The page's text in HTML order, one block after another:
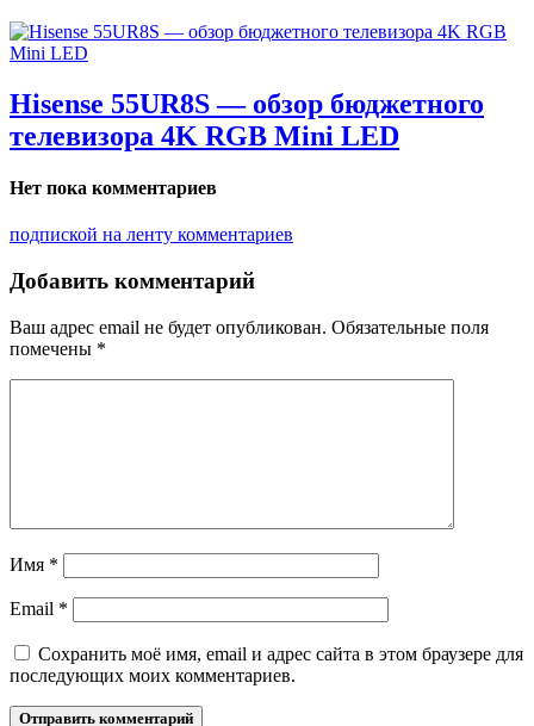
Hisense 55UR8S — обзор бюджетного
телевизора 4K RGB Mini LED
Нет пока комментариев
подпиской на ленту комментариев
Добавить комментарий
Ваш адрес email не будет опубликован. Обязательные поля
помечены *
Имя *
Email *
Сохранить моё имя, email и адрес сайта в этом браузере для
последующих моих комментариев.